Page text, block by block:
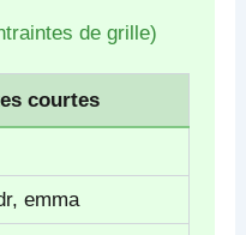
de grille)
courtes
emma